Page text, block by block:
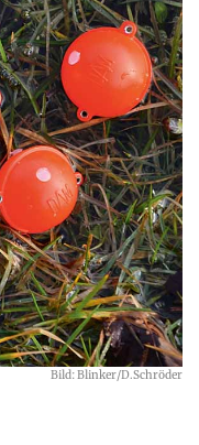
Bild: Blinker/D.Schröder